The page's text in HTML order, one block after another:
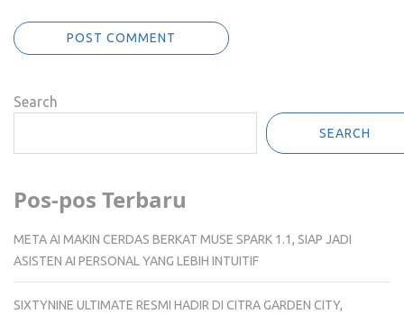
Search
SEARCH
Pos-pos Terbaru
META AI MAKIN CERDAS BERKAT MUSE SPARK 1.1, SIAP JADI
ASISTEN AI PERSONAL YANG LEBIH INTUITIF
SIXTYNINE ULTIMATE RESMI HADIR DI CITRA GARDEN CITY,